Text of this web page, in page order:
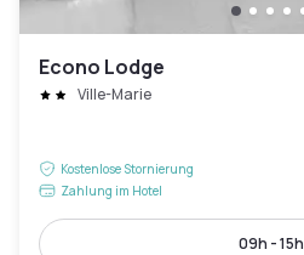
Econo Lodge
Ville-Marie
Kostenlose Stornierung
Zahlung im Hotel
09h - 15h